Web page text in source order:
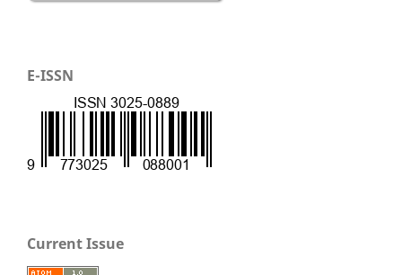
E-ISSN
Current Issue